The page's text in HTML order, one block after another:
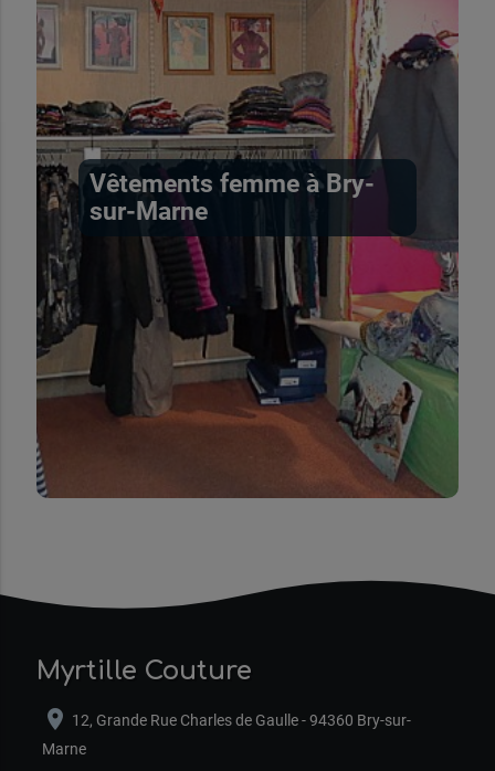
Vêtements femme à Bry-
sur-Marne
Myrtille Couture
location_on 12, Grande Rue Charles de Gaulle - 94360 Bry-sur-
Marne